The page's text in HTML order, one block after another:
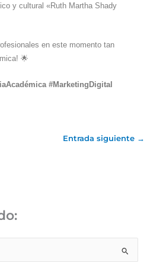
y cultural «Ruth Martha Shady
en este momento tan
🌟
#MarketingDigital
Entrada siguiente →